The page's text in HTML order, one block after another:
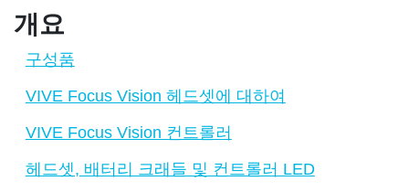
개요
구성품
VIVE Focus Vision 헤드셋에 대하여
VIVE Focus Vision 컨트롤러
헤드셋, 배터리 크래들 및 컨트롤러 LED